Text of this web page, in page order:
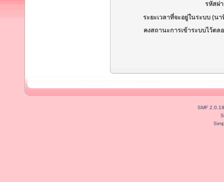
รหัสผ่
ระยะเวลาที่จะอยู่ในระบบ (นา
คงสถานะการเข้าระบบไว้ตล
SMF 2.0.19